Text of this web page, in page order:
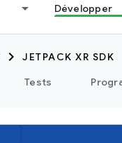
Développer
JETPACK XR SDK
Tests